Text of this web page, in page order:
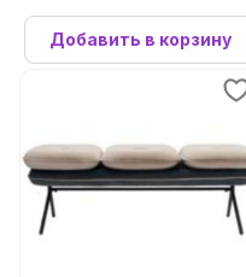
Добавить в корзину